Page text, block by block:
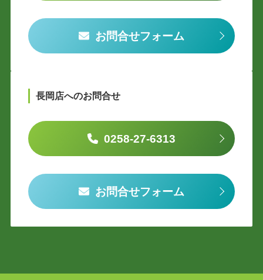
お問合せフォーム
長岡店へのお問合せ
0258-27-6313
お問合せフォーム